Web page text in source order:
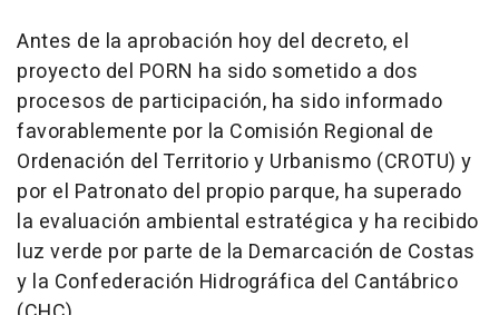
Antes de la aprobación hoy del decreto, el
proyecto del PORN ha sido sometido a dos
procesos de participación, ha sido informado
favorablemente por la Comisión Regional de
Ordenación del Territorio y Urbanismo (CROTU) y
por el Patronato del propio parque, ha superado
la evaluación ambiental estratégica y ha recibido
luz verde por parte de la Demarcación de Costas
y la Confederación Hidrográfica del Cantábrico